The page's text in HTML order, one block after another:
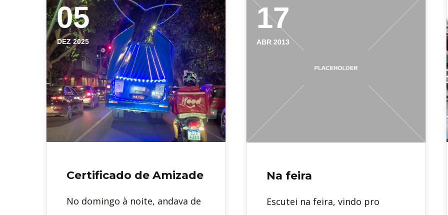
05
DEZ 2025
Certificado de Amizade
No domingo à noite, andava de
17
ABR 2013
Na feira
Escutei na feira, vindo pro